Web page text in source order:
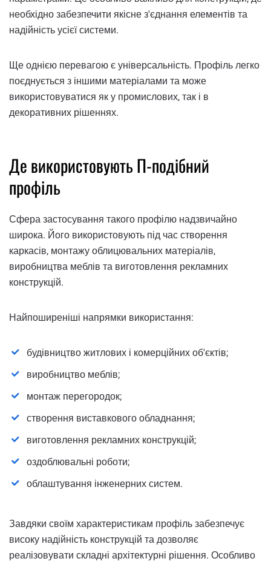
необхідно забезпечити якісне з'єднання елементів та
надійність усієї системи.
Ще однією перевагою є універсальність. Профіль легко
поєднується з іншими матеріалами та може
використовуватися як у промислових, так і в
декоративних рішеннях.
Де використовують П-подібний
профіль
Сфера застосування такого профілю надзвичайно
широка. Його використовують під час створення
каркасів, монтажу облицювальних матеріалів,
виробництва меблів та виготовлення рекламних
конструкцій.
Найпоширеніші напрямки використання:
будівництво житлових і комерційних об'єктів;
виробництво меблів;
монтаж перегородок;
створення виставкового обладнання;
виготовлення рекламних конструкцій;
оздоблювальні роботи;
облаштування інженерних систем.
Завдяки своїм характеристикам профіль забезпечує
високу надійність конструкцій та дозволяє
реалізовувати складні архітектурні рішення. Особливо